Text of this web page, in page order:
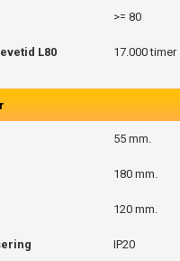
>= 80
L80 17.000 timer
55 mm.
180 mm.
120 mm.
IP20